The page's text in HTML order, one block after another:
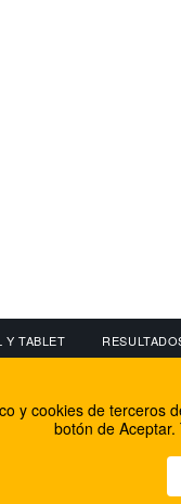
Y TABLET
equipo de FútbolBalear
Corporativas IP
y cookies de
botón de